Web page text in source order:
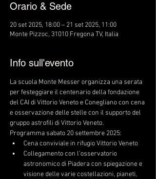
Orario & Sede
20 set 2025, 18:00 – 21 set 2025, 11:00
Monte Pizzoc, 31010 Fregona TV, Italia
Info sull'evento
La scuola Monte Messer organizza una serata
per festeggiare il centenario della fondazione
del CAI di Vittorio Veneto e Conegliano con cena
e osservazione delle stelle con il supporto del
gruppo astrofili di Vittorio Veneto.
Programma sabato 20 settembre 2025:
Cena conviviale in rifugio Vittorio Veneto
Collegamento con l’osservatorio
astronomico di Piadera con spiegazione e
visione delle varie costellazioni, pianeti,